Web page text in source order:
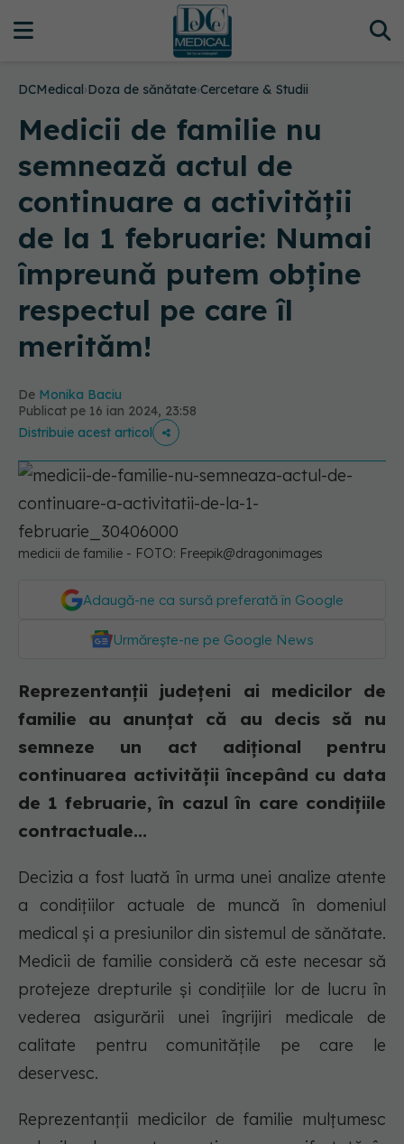
DCMedical›Doza de sănătate›Cercetare & Studii
Medicii de familie nu
semnează actul de
continuare a activității
de la 1 februarie: Numai
împreună putem obţine
respectul pe care îl
merităm!
De Monika Baciu
Publicat pe 16 ian 2024, 23:58
Distribuie acest articol
medicii de familie - FOTO: Freepik@dragonimages
Adaugă-ne ca sursă preferată în Google
Urmărește-ne pe Google News
Reprezentanții județeni ai medicilor de
familie au anunțat că au decis să nu
semneze un act adițional pentru
continuarea activității începând cu data
de 1 februarie, în cazul în care condițiile
contractuale...
Decizia a fost luată în urma unei analize atente
a condițiilor actuale de muncă în domeniul
medical și a presiunilor din sistemul de sănătate.
Medicii de familie consideră că este necesar să
protejeze drepturile și condițiile lor de lucru în
vederea asigurării unei îngrijiri medicale de
calitate pentru comunitățile pe care le
deservesc.
Reprezentanții medicilor de familie mulțumesc